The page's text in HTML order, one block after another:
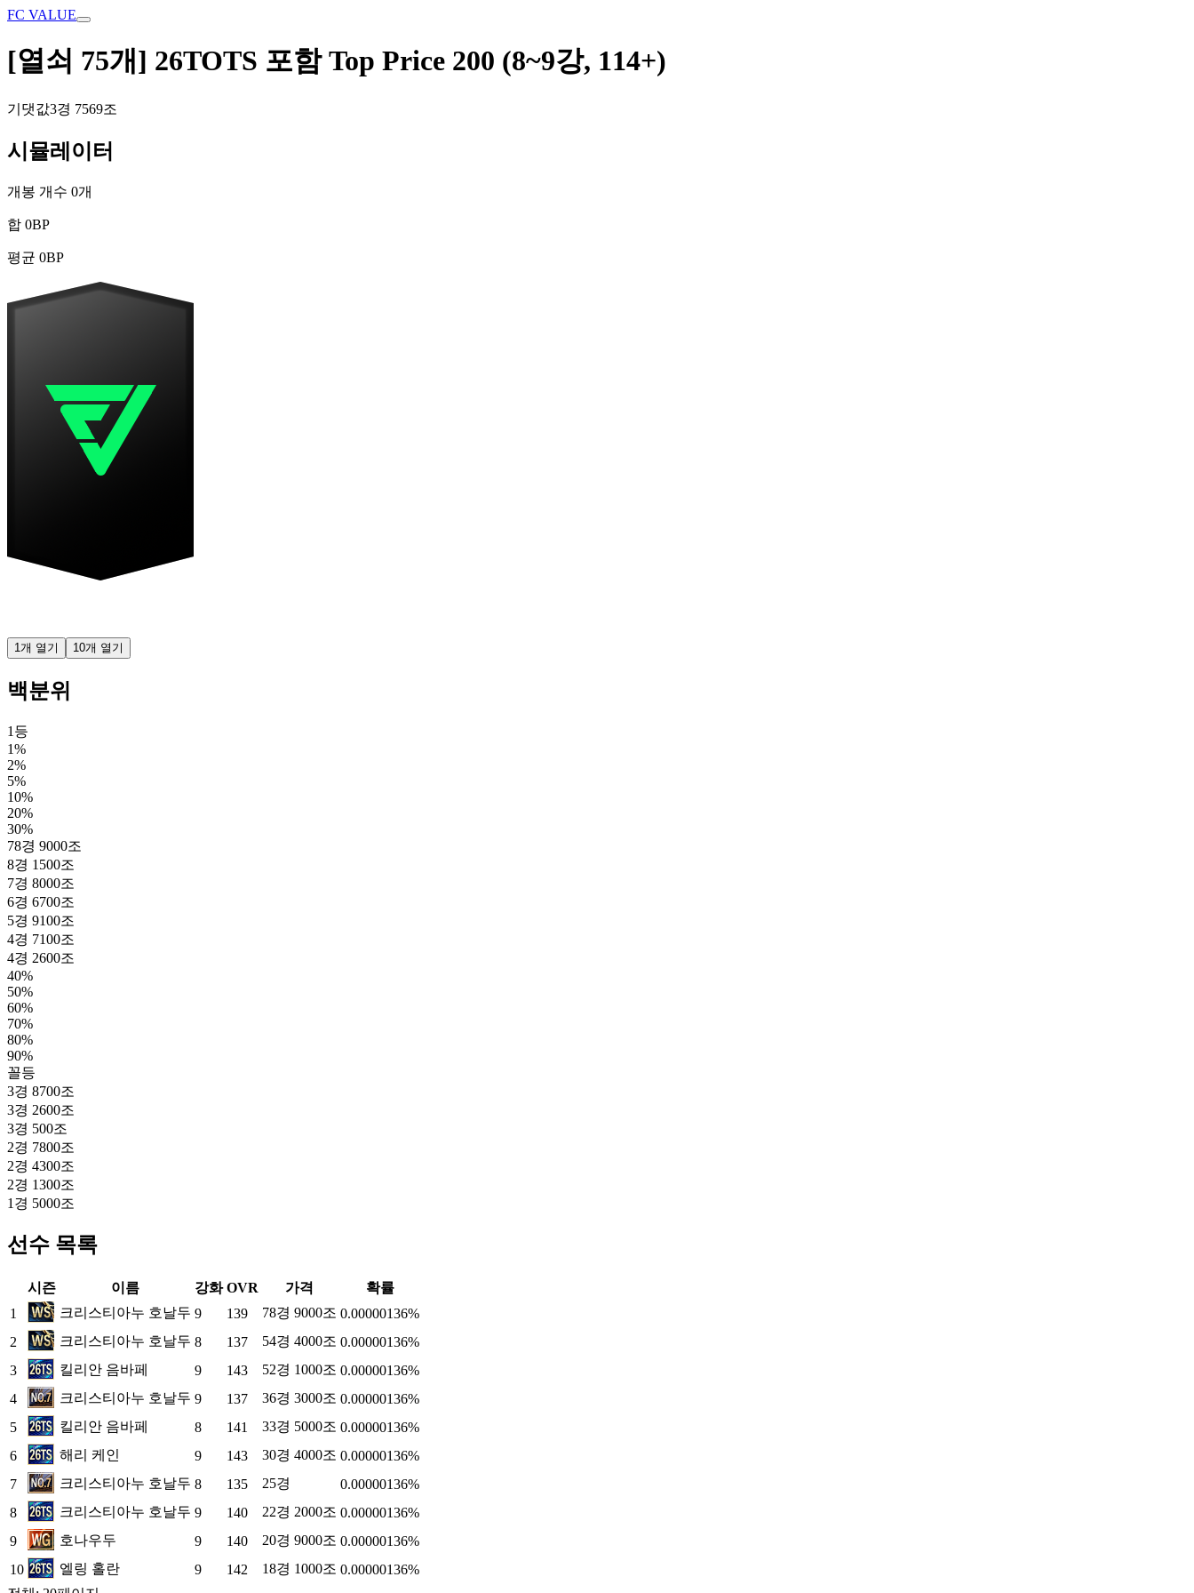
FC VALUE
[열쇠 75개] 26TOTS 포함 Top Price 200 (8~9강, 114+)
기댓값3경 7569조
시뮬레이터
개봉 개수 0개
합 0BP
평균 0BP
1개 열기 10개 열기
백분위
1등
1%
2%
5%
10%
20%
30%
78경 9000조
8경 1500조
7경 8000조
6경 6700조
5경 9100조
4경 7100조
4경 2600조
40%
50%
60%
70%
80%
90%
꼴등
3경 8700조
3경 2600조
3경 500조
2경 7800조
2경 4300조
2경 1300조
1경 5000조
선수 목록
시즌 이름 강화 OVR 가격
확률
1
크리스티아누 호날두 9 139 78경 9000조 0.00000136%
2
크리스티아누 호날두 8 137 54경 4000조 0.00000136%
3
킬리안 음바페 9 143 52경 1000조 0.00000136%
4
크리스티아누 호날두 9 137 36경 3000조 0.00000136%
5
킬리안 음바페 8 141 33경 5000조 0.00000136%
6
해리 케인 9 143 30경 4000조 0.00000136%
7
크리스티아누 호날두 8 135 25경
0.00000136%
8
크리스티아누 호날두 9 140 22경 2000조 0.00000136%
9
호나우두 9 140 20경 9000조 0.00000136%
10
엘링 홀란 9 142 18경 1000조 0.00000136%